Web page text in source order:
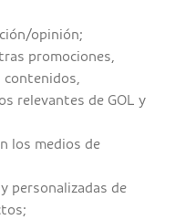
opinión;
promociones,
contenidos,
relevantes de GOL y
los medios de
personalizadas de